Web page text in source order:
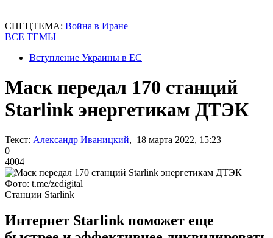
СПЕЦТЕМА: Война в Иране
ВСЕ ТЕМЫ
Вступление Украины в ЕС
Маск передал 170 станций
Starlink энергетикам ДТЭК
Текст: Александр Иваницкий, 18 марта 2022, 15:23
0
4004
Фото: t.me/zedigital
Станции Starlink
Интернет Starlink поможет еще